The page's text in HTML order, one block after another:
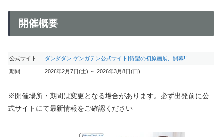
開催概要
公式サイト ダンダダン ゲンガテン公式サイト|待望の初原画展、開幕!!
期間 2026年2月7日(土) ～ 2026年3月8日(日)
※開催場所・期間は変更となる場合があります。必ず出発前に公
式サイトにて最新情報をご確認ください